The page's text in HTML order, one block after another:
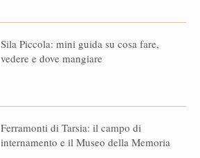
Sila Piccola: mini guida su cosa fare,
vedere e dove mangiare
Ferramonti di Tarsia: il campo di
internamento e il Museo della Memoria